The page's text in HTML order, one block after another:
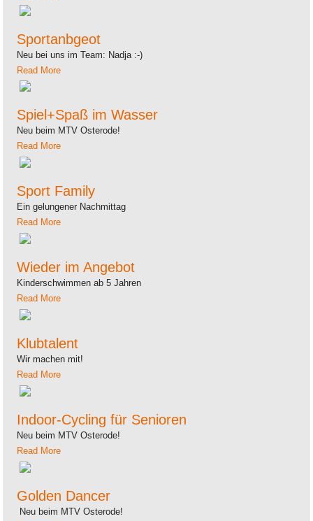
Sportanbgeot
Neu bei uns im Team: Nadja :-)
Read More
Spiel+Spaß im Wasser
Neu beim MTV Osterode!
Read More
Sport Family
Ein gelungener Nachmittag
Read More
Wieder im Angebot
Kinderschwimmen ab 5 Jahren
Read More
Klubtalent
Wir machen mit!
Read More
Indoor-Cycling für Senioren
Neu beim MTV Osterode!
Read More
Golden Dancer
Neu beim MTV Osterode!